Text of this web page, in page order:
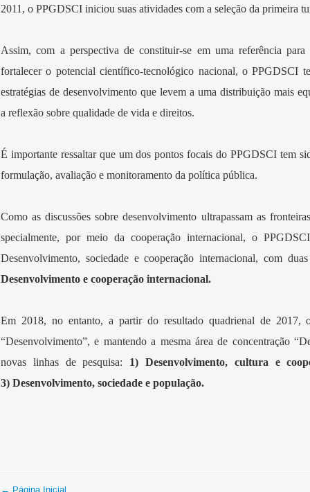
2011, o PPGDSCI iniciou suas atividades com a seleção da primeira
Assim, com a perspectiva de constituir-se em uma referência
fortalecer o potencial científico-tecnológico nacional, o PPGDSCI
estratégias de desenvolvimento que levem a uma distribuição mais
a reflexão sobre qualidade de vida e direitos.
É importante ressaltar que um dos pontos focais do PPGDSCI tem
formulação, avaliação e monitoramento da política pública.
Como as discussões sobre desenvolvimento ultrapassam as
specialmente, por meio da cooperação internacional, o
Desenvolvimento, sociedade e cooperação internacional, com
Desenvolvimento e cooperação internacional.
Em 2018, no entanto, a partir do resultado quadrienal de 2017,
“Desenvolvimento”, e mantendo a mesma área de concentração
novas linhas de pesquisa: 1) Desenvolvimento, cultura e
3) Desenvolvimento, sociedade e população.
← Página Inicial